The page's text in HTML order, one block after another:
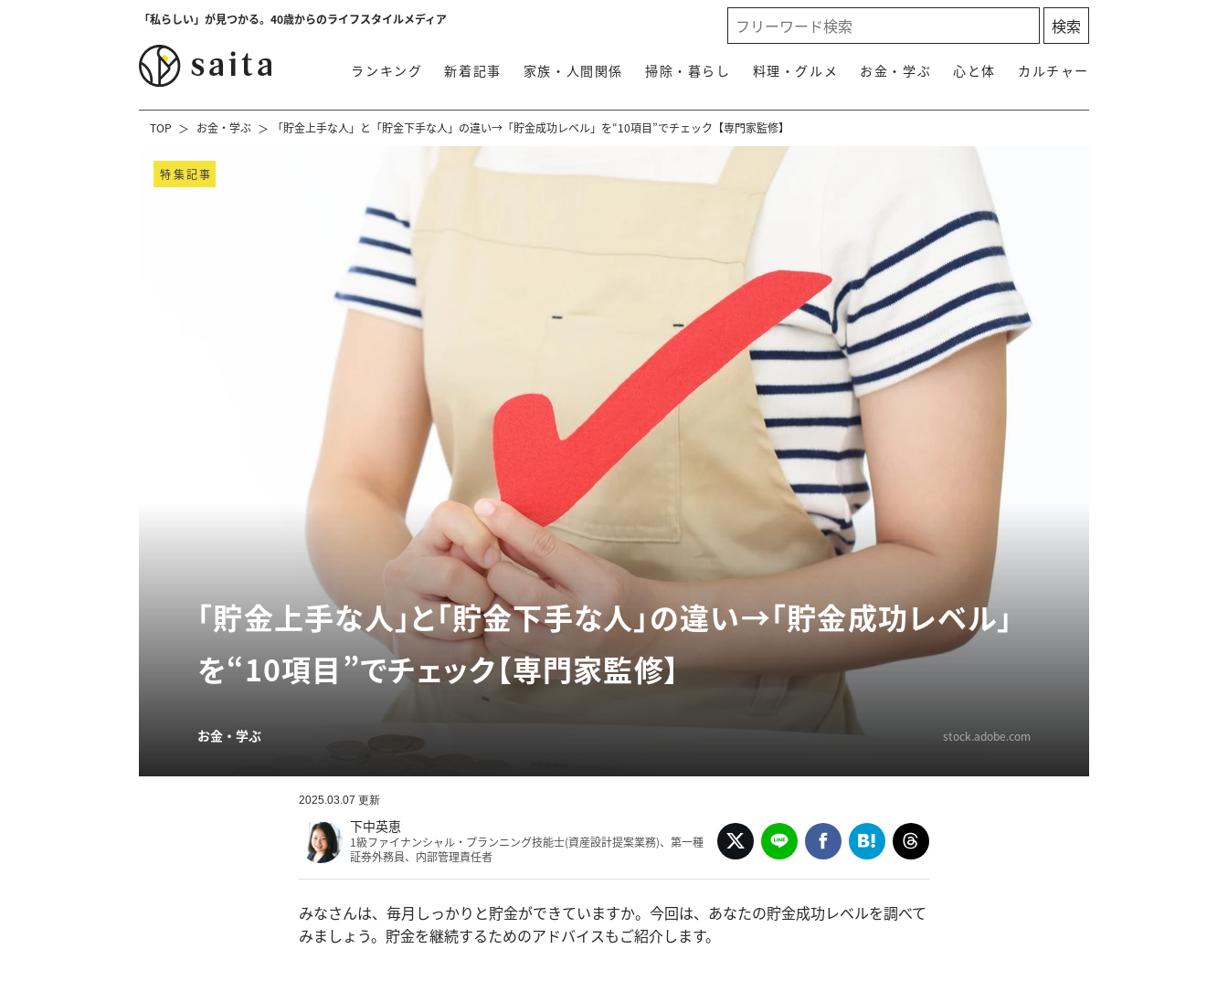
「私らしい」が見つかる。40歳からのライフスタイルメディア
ランキング 新着記事 家族・人間関係 掃除・暮らし 料理・グルメ お金・学ぶ 心と体 カルチャー
TOP お金・学ぶ 「貯金上手な人」と「貯金下手な人」の違い→「貯金成功レベル」を“10項目”でチェック【専門家監修】
特集記事
「貯金上手な人」と「貯金下手な人」の違い→「貯金成功レベル」
を“10項目”でチェック【専門家監修】
お金・学ぶ stock.adobe.com
2025.03.07 更新
下中英恵
1級ファイナンシャル・プランニング技能士(資産設計提案業務)、第一種
証券外務員、内部管理責任者
みなさんは、毎月しっかりと貯金ができていますか。今回は、あなたの貯金成功レベルを調べて
みましょう。貯金を継続するためのアドバイスもご紹介します。